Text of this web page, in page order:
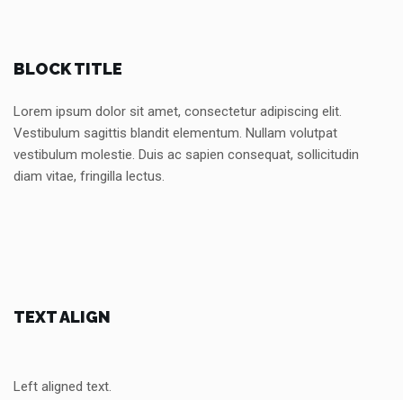
BLOCK TITLE
Lorem ipsum dolor sit amet, consectetur adipiscing elit.
Vestibulum sagittis blandit elementum. Nullam volutpat
vestibulum molestie. Duis ac sapien consequat, sollicitudin
diam vitae, fringilla lectus.
TEXT ALIGN
Left aligned text.